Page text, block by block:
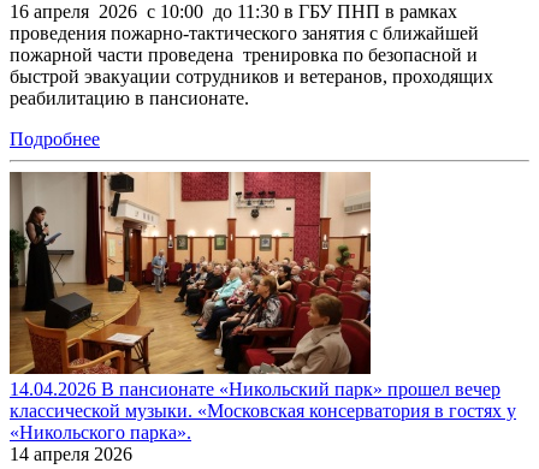
16 апреля 2026 с 10:00 до 11:30 в ГБУ ПНП в рамках
проведения пожарно-тактического занятия с ближайшей
пожарной части проведена тренировка по безопасной и
быстрой эвакуации сотрудников и ветеранов, проходящих
реабилитацию в пансионате.
Подробнее
14.04.2026 В пансионате «Никольский парк» прошел вечер
классической музыки. «Московская консерватория в гостях у
«Никольского парка».
14 апреля 2026